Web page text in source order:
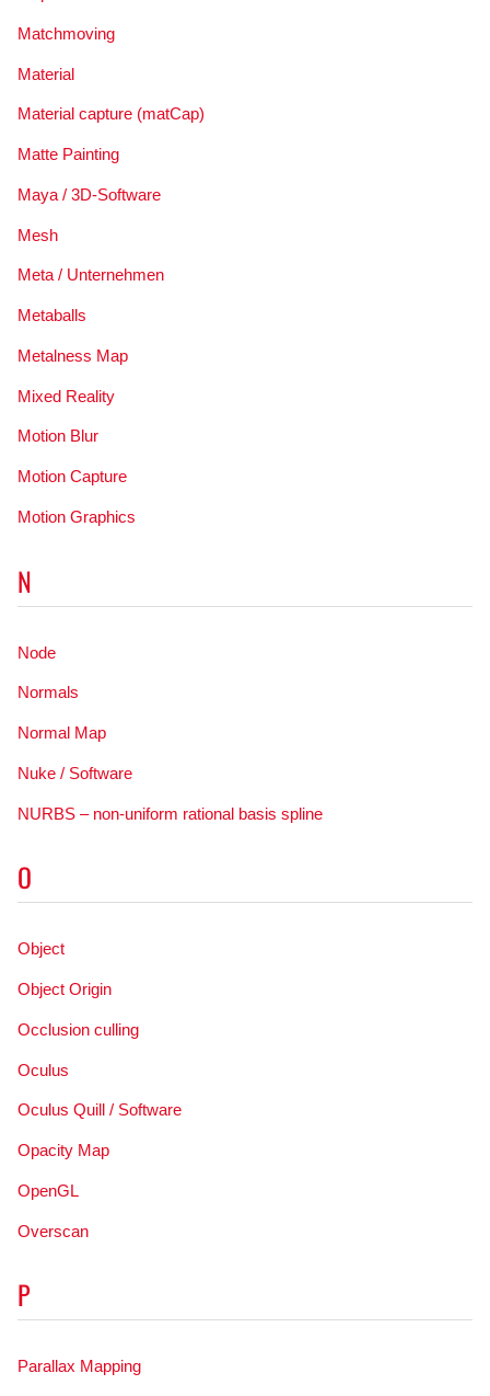
Matchmoving
Material
Material capture (matCap)
Matte Painting
Maya / 3D-Software
Mesh
Meta / Unternehmen
Metaballs
Metalness Map
Mixed Reality
Motion Blur
Motion Capture
Motion Graphics
N
Node
Normals
Normal Map
Nuke / Software
NURBS – non-uniform rational basis spline
O
Object
Object Origin
Occlusion culling
Oculus
Oculus Quill / Software
Opacity Map
OpenGL
Overscan
P
Parallax Mapping